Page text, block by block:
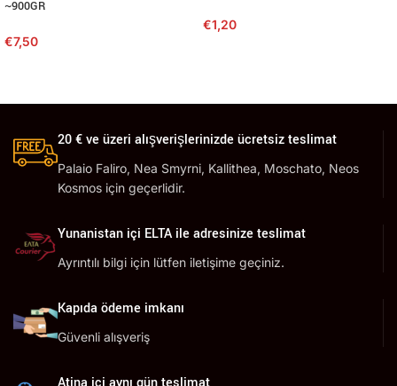
~900GR
€7,50
€1,20
20 € ve üzeri alışverişlerinizde ücretsiz teslimat
Palaio Faliro, Nea Smyrni, Kallithea, Moschato, Neos
Kosmos için geçerlidir.
Yunanistan içi ELTA ile adresinize teslimat
Ayrıntılı bilgi için lütfen iletişime geçiniz.
Kapıda ödeme imkanı
Güvenli alışveriş